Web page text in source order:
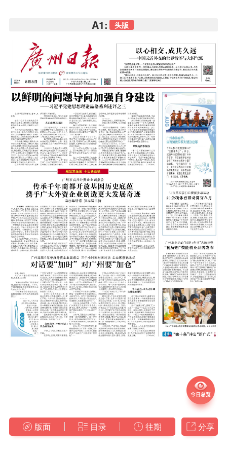
A1: 头版
版面 目录 往期 分享